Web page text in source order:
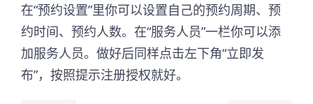
在“预约设置”里你可以设置自己的预约周期、预
约时间、预约人数。在“服务人员”一栏你可以添
加服务人员。做好后同样点击左下角“立即发
布”，按照提示注册授权就好。